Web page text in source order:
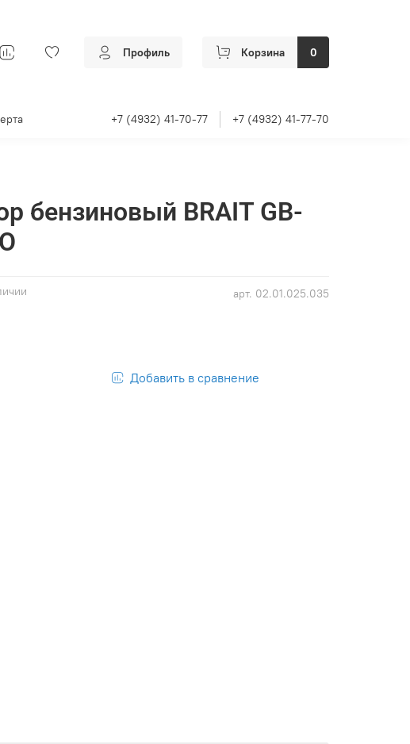
Профиль Корзина 0
+7 (4932) 41-70-77 +7 (4932) 41-77-70
арт. 02.01.025.035
бензиновый BRAIT GB-
Добавить в сравнение